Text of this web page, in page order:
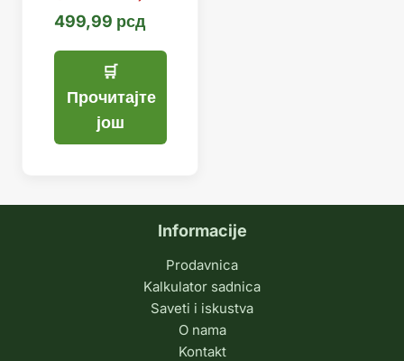
499,99 рсд
Прочитајте
још
Informacije
Prodavnica
Kalkulator sadnica
Saveti i iskustva
O nama
Kontakt